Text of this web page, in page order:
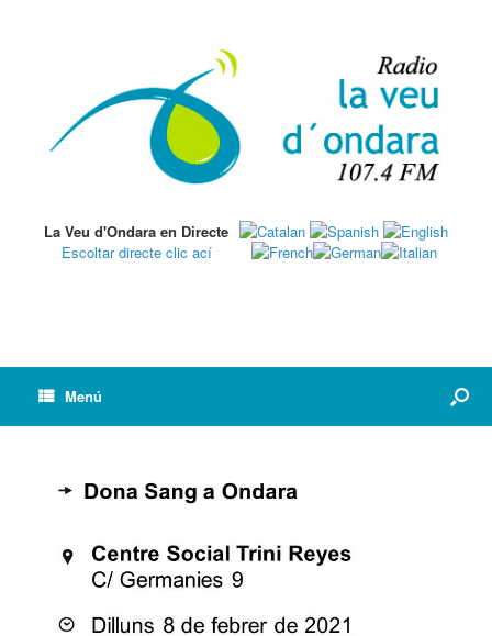
La Veu d'Ondara en Directe
Escoltar directe clic ací
Menú